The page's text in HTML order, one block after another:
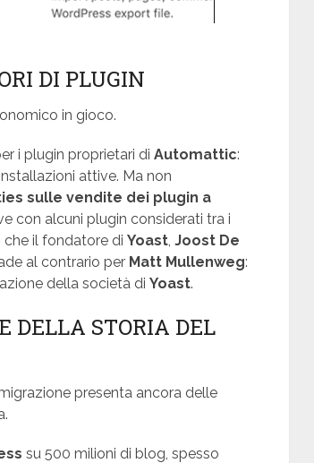
DI PLUGIN
in gioco.
i plugin proprietari di Automattic:
attive. Ma non
sulle vendite dei plugin a
con alcuni plugin considerati tra i
il fondatore di Yoast Joost De
al contrario per Matt Mullenweg:
della società di Yoast.
DELLA STORIA DEL
migrazione presenta ancora delle
su 500 milioni di blog, spesso